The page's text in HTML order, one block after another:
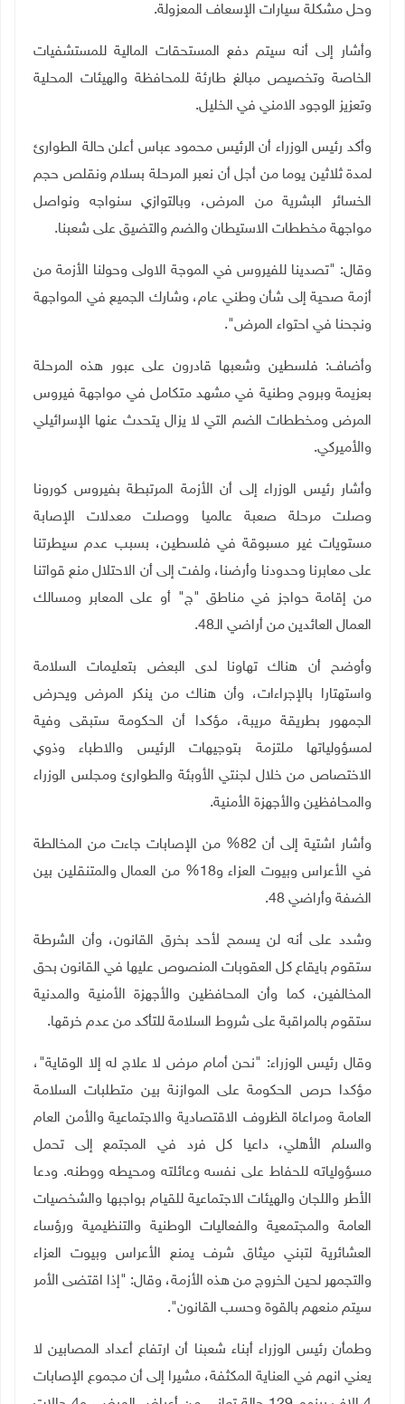
وحل مشكلة سيارات الإسعاف المعزولة.
وأشار إلى أنه سيتم دفع المستحقات المالية للمستشفيات
الخاصة وتخصيص مبالغ طارئة للمحافظة والهيئات المحلية
وتعزيز الوجود الامني في الخليل.
وأكد رئيس الوزراء أن الرئيس محمود عباس أعلن حالة الطوارئ
لمدة ثلاثين يوما من أجل أن نعبر المرحلة بسلام ونقلص حجم
الخسائر البشرية من المرض، وبالتوازي سنواجه ونواصل
مواجهة مخططات الاستيطان والضم والتضيق على شعبنا.
وقال: "تصدينا للفيروس في الموجة الاولى وحولنا الأزمة من
أزمة صحية إلى شأن وطني عام، وشارك الجميع في المواجهة
ونجحنا في احتواء المرض".
وأضاف: فلسطين وشعبها قادرون على عبور هذه المرحلة
بعزيمة وبروح وطنية في مشهد متكامل في مواجهة فيروس
المرض ومخططات الضم التي لا يزال يتحدث عنها الإسرائيلي
والأميركي.
وأشار رئيس الوزراء إلى أن الأزمة المرتبطة بفيروس كورونا
وصلت مرحلة صعبة عالميا ووصلت معدلات الإصابة
مستويات غير مسبوقة في فلسطين، بسبب عدم سيطرتنا
على معابرنا وحدودنا وأرضنا، ولفت إلى أن الاحتلال منع قواتنا
من إقامة حواجز في مناطق "ج" أو على المعابر ومسالك
العمال العائدين من أراضي الـ48
.
وأوضح أن هناك تهاونا لدى البعض بتعليمات السلامة
واستهتارا بالإجراءات، وأن هناك من ينكر المرض ويحرض
الجمهور بطريقة مريبة، مؤكدا أن الحكومة ستبقى وفية
لمسؤولياتها ملتزمة بتوجيهات الرئيس والاطباء وذوي
الاختصاص من خلال لجنتي الأوبئة والطوارئ ومجلس الوزراء
والمحافظين والأجهزة الأمنية.
وأشار اشتية إلى أن 82% من الإصابات جاءت من المخالطة
في الأعراس وبيوت العزاء و18% من العمال والمتنقلين بين
الضفة وأراضي 48
.
وشدد على أنه لن يسمح لأحد بخرق القانون، وأن الشرطة
ستقوم بايقاع كل العقوبات المنصوص عليها في القانون بحق
المخالفين، كما وأن المحافظين والأجهزة الأمنية والمدنية
ستقوم بالمراقبة على شروط السلامة للتأكد من عدم خرقها.
وقال رئيس الوزراء: "نحن أمام مرض لا علاج له إلا الوقاية"،
مؤكدا حرص الحكومة على الموازنة بين متطلبات السلامة
العامة ومراعاة الظروف الاقتصادية والاجتماعية والأمن العام
والسلم الأهلي، داعيا كل فرد في المجتمع إلى تحمل
مسؤولياته للحفاط على نفسه وعائلته ومحيطه ووطنه. ودعا
الأطر واللجان والهيئات الاجتماعية للقيام بواجبها والشخصيات
العامة والمجتمعية والفعاليات الوطنية والتنظيمية ورؤساء
العشائرية لتبني ميثاق شرف يمنع الأعراس وبيوت العزاء
والتجمهر لحين الخروج من هذه الأزمة، وقال: "إذا اقتضى الأمر
سيتم منعهم بالقوة وحسب القانون".
وطمأن رئيس الوزراء أبناء شعبنا أن ارتفاع أعداد المصابين لا
يعني انهم في العناية المكثفة، مشيرا إلى أن مجموع الإصابات